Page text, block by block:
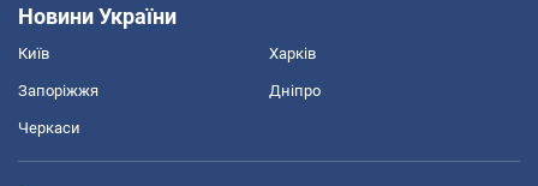
Новини України
Київ Харків
Запоріжжя Дніпро
Черкаси